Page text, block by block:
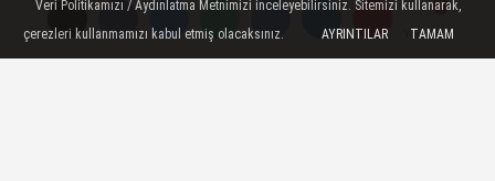
Yorumlar
Yorumlar
havada...
Veri Politikamızı / Aydınlatma Metnimizi inceleyebilirsiniz. Sitemizi kullanarak,
çerezleri kullanmamızı kabul etmiş olacaksınız.
AYRINTILAR TAMAM